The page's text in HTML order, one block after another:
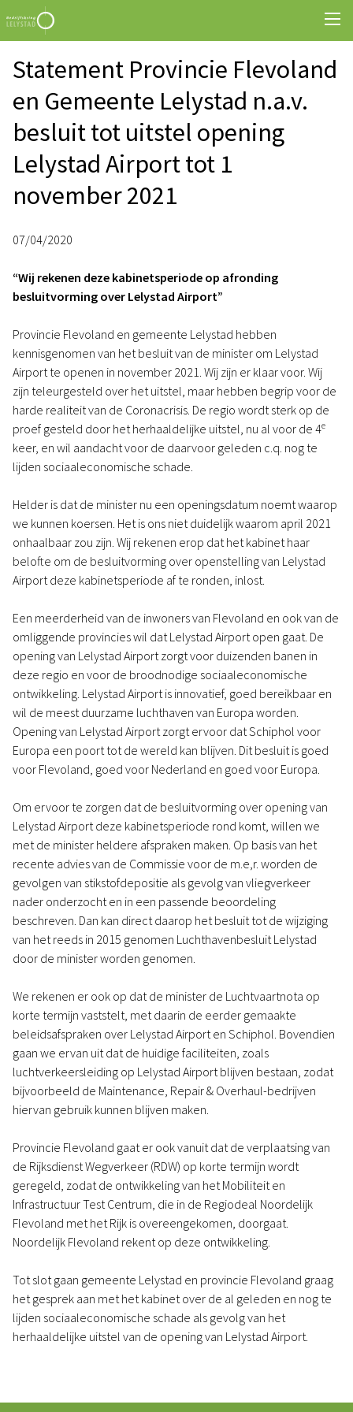
Statement Provincie Flevoland
en Gemeente Lelystad n.a.v.
besluit tot uitstel opening
Lelystad Airport tot 1
november 2021
07/04/2020
“Wij rekenen deze kabinetsperiode op afronding
besluitvorming over Lelystad Airport”
Provincie Flevoland en gemeente Lelystad hebben
kennisgenomen van het besluit van de minister om Lelystad
Airport te openen in november 2021. Wij zijn er klaar voor. Wij
zijn teleurgesteld over het uitstel, maar hebben begrip voor de
harde realiteit van de Coronacrisis. De regio wordt sterk op de
proef gesteld door het herhaaldelijke uitstel, nu al voor de 4e
keer, en wil aandacht voor de daarvoor geleden c.q. nog te
lijden sociaaleconomische schade.
Helder is dat de minister nu een openingsdatum noemt waarop
we kunnen koersen. Het is ons niet duidelijk waarom april 2021
onhaalbaar zou zijn. Wij rekenen erop dat het kabinet haar
belofte om de besluitvorming over openstelling van Lelystad
Airport deze kabinetsperiode af te ronden, inlost.
Een meerderheid van de inwoners van Flevoland en ook van de
omliggende provincies wil dat Lelystad Airport open gaat. De
opening van Lelystad Airport zorgt voor duizenden banen in
deze regio en voor de broodnodige sociaaleconomische
ontwikkeling. Lelystad Airport is innovatief, goed bereikbaar en
wil de meest duurzame luchthaven van Europa worden.
Opening van Lelystad Airport zorgt ervoor dat Schiphol voor
Europa een poort tot de wereld kan blijven. Dit besluit is goed
voor Flevoland, goed voor Nederland en goed voor Europa.
Om ervoor te zorgen dat de besluitvorming over opening van
Lelystad Airport deze kabinetsperiode rond komt, willen we
met de minister heldere afspraken maken. Op basis van het
recente advies van de Commissie voor de m.e,r. worden de
gevolgen van stikstofdepositie als gevolg van vliegverkeer
nader onderzocht en in een passende beoordeling
beschreven. Dan kan direct daarop het besluit tot de wijziging
van het reeds in 2015 genomen Luchthavenbesluit Lelystad
door de minister worden genomen.
We rekenen er ook op dat de minister de Luchtvaartnota op
korte termijn vaststelt, met daarin de eerder gemaakte
beleidsafspraken over Lelystad Airport en Schiphol. Bovendien
gaan we ervan uit dat de huidige faciliteiten, zoals
luchtverkeersleiding op Lelystad Airport blijven bestaan, zodat
bijvoorbeeld de Maintenance, Repair & Overhaul-bedrijven
hiervan gebruik kunnen blijven maken.
Provincie Flevoland gaat er ook vanuit dat de verplaatsing van
de Rijksdienst Wegverkeer (RDW) op korte termijn wordt
geregeld, zodat de ontwikkeling van het Mobiliteit en
Infrastructuur Test Centrum, die in de Regiodeal Noordelijk
Flevoland met het Rijk is overeengekomen, doorgaat.
Noordelijk Flevoland rekent op deze ontwikkeling.
Tot slot gaan gemeente Lelystad en provincie Flevoland graag
het gesprek aan met het kabinet over de al geleden en nog te
lijden sociaaleconomische schade als gevolg van het
herhaaldelijke uitstel van de opening van Lelystad Airport.